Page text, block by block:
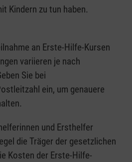
Kindern zu tun haben.
an Erste-Hilfe-Kursen
variieren je nach
Sie bei
ein, um genauere
und Ersthelfer
die Träger der gesetzlichen
Kosten der Erste-Hilfe-